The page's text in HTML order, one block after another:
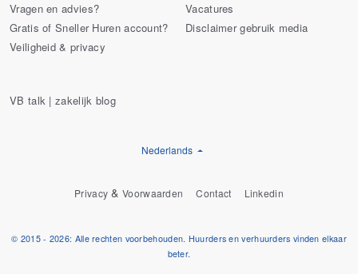
Vragen en advies?
Gratis of Sneller Huren account?
Veiligheid & privacy
Vacatures
Disclaimer gebruik media
VB talk | zakelijk blog
Nederlands
Privacy &Voorwaarden Contact Linkedin
© 2015 - 2026: Alle rechten voorbehouden. Huurders en verhuurders vinden elkaar
beter.